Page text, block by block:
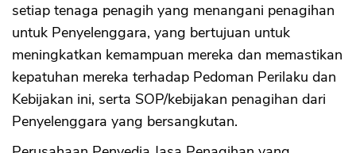
setiap tenaga penagih yang menangani penagihan
untuk Penyelenggara, yang bertujuan untuk
meningkatkan kemampuan mereka dan memastikan
kepatuhan mereka terhadap Pedoman Perilaku dan
Kebijakan ini, serta SOP/kebijakan penagihan dari
Penyelenggara yang bersangkutan.